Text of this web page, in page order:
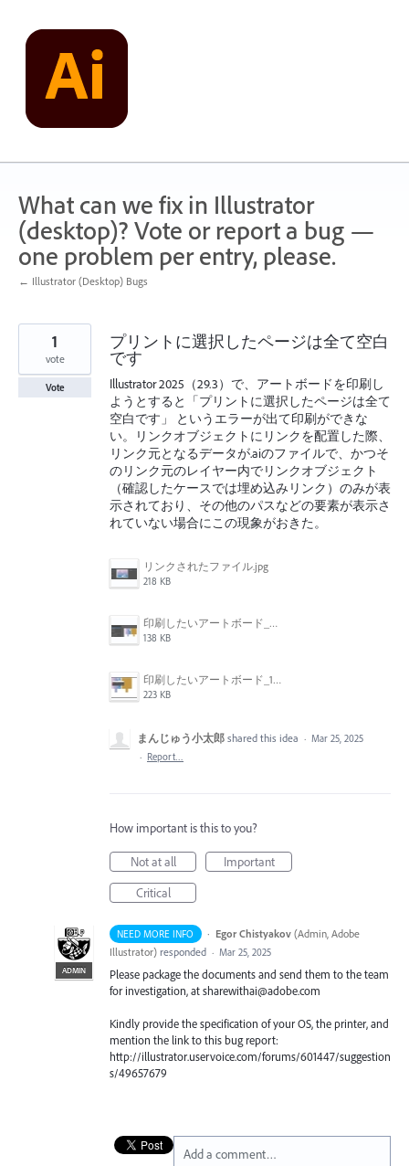
content
What can we fix in Illustrator
(desktop)? Vote or report a bug —
one problem per entry, please.
← Illustrator (Desktop) Bugs
プリントに選択したページは全て空白
です
Illustrator 2025（29.3）で、アートボードを印刷し
ようとすると「プリントに選択したページは全て
空白です」 というエラーが出て印刷ができな
い。リンクオブジェクトにリンクを配置した際、
リンク元となるデータが.aiのファイルで、かつそ
のリンク元のレイヤー内でリンクオブジェクト
（確認したケースでは埋め込みリンク）のみが表
示されており、その他のパスなどの要素が表示さ
れていない場合にこの現象がおきた。
リンクされたファイル.jpg
218 KB
印刷したいアートボード_2.jpg
138 KB
印刷したいアートボード_1.jpg
223 KB
1
vote
Vote
まんじゅう小太郎 shared this idea · Mar 25, 2025
· Report…
How important is this to you?
Not at all
Important
Critical
NEED MORE INFO ·
ADMIN
Egor Chistyakov (Admin, Adobe
Illustrator) responded · Mar 25, 2025
Please package the documents and send them to the team
for investigation, at sharewithai@adobe.com
Kindly provide the specification of your OS, the printer, and
mention the link to this bug report:
http://illustrator.uservoice.com/forums/601447/suggestion
s/49657679
Add a comment…